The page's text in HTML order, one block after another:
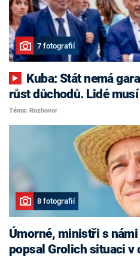
7 fotografií
růst důchodů. Lidé
Téma: Rozhovor
8 fotografií
Úmorné, ministři s
popsal Grolich situaci v